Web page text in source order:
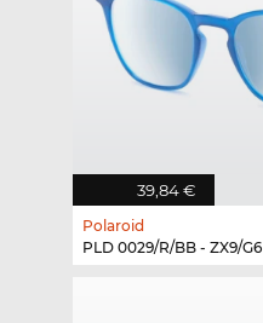
39,84 €
Polaroid
PLD 0029/R/BB - ZX9/G6